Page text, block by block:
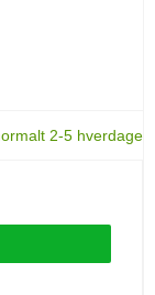
2-5 hverdage